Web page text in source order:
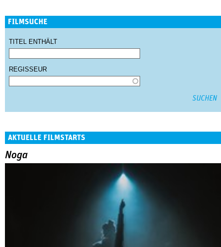
FILMSUCHE
TITEL ENTHÄLT
REGISSEUR
AKTUELLE FILMSTARTS
Noga